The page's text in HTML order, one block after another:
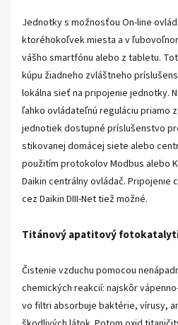
Jednotky s možnosťou On-line
ktoréhokoľvek miesta a v
vášho smartfónu alebo z tabletu.
kúpu žiadneho zvláštneho
lokálna sieť na pripojenie jednotky.
ľahko ovládateľnú reguláciu priamo
jednotiek dostupné príslušenstvo
stikovanej domácej siete alebo
použitím protokolov Modbus alebo
Daikin centrálny ovládač. Pripojenie
cez Daikin DIII-Net tiež možné.
Titánový apatitový
Čistenie vzduchu pomocou
chemických reakcií: najskôr
vo filtri absorbuje baktérie, vírusy,